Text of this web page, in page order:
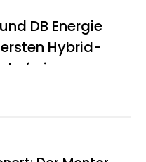
DB Energie
Hybrid-